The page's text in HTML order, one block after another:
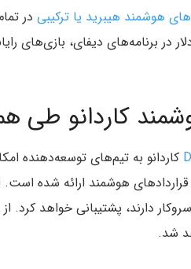
هوشمند هیبرید یا ترکیبی
در برنامه‌های دیفای، بازی‌های
کاردانو طی
کاردانو به تیم‌های توسعه‌دهنده
هوشمند ارائه شده است.
دارند، پشتیبانی خواهد کرد.